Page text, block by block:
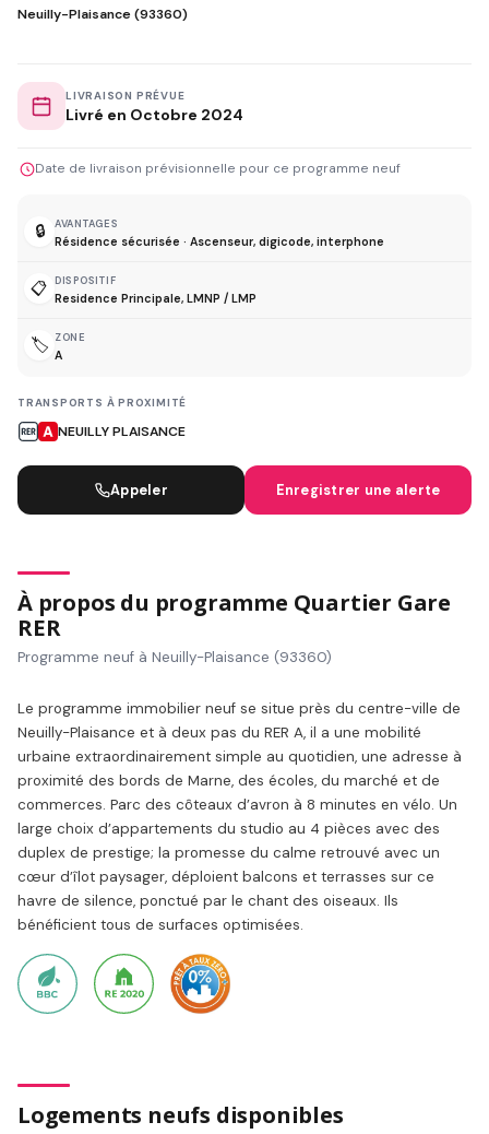
Neuilly-Plaisance (93360)
LIVRAISON PRÉVUE
Livré en Octobre 2024
Date de livraison prévisionnelle pour ce programme neuf
🔒 AVANTAGES
Résidence sécurisée · Ascenseur, digicode, interphone
📋 DISPOSITIF
Residence Principale, LMNP / LMP
🏷️ ZONE
A
TRANSPORTS À PROXIMITÉ
NEUILLY PLAISANCE
Appeler Enregistrer une alerte
À propos du programme Quartier Gare
RER
Programme neuf à Neuilly-Plaisance (93360)
Le programme immobilier neuf se situe près du centre-ville de
Neuilly-Plaisance et à deux pas du RER A, il a une mobilité
urbaine extraordinairement simple au quotidien, une adresse à
proximité des bords de Marne, des écoles, du marché et de
commerces. Parc des côteaux d’avron à 8 minutes en vélo. Un
large choix d’appartements du studio au 4 pièces avec des
duplex de prestige; la promesse du calme retrouvé avec un
cœur d’îlot paysager, déploient balcons et terrasses sur ce
havre de silence, ponctué par le chant des oiseaux. Ils
bénéficient tous de surfaces optimisées.
Logements neufs disponibles